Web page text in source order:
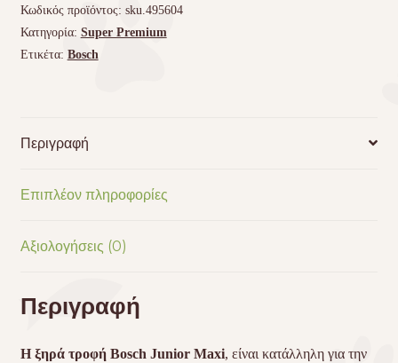
Κωδικός προϊόντος: sku.495604
Κατηγορία: Super Premium
Ετικέτα: Bosch
Περιγραφή
Επιπλέον πληροφορίες
Αξιολογήσεις (0)
Περιγραφή
H ξηρά τροφή Bosch Junior Maxi, είναι κατάλληλη για την